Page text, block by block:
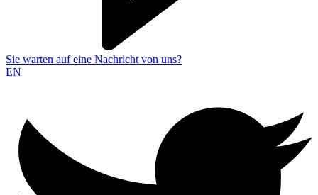
Sie warten auf eine Nachricht von uns?
EN